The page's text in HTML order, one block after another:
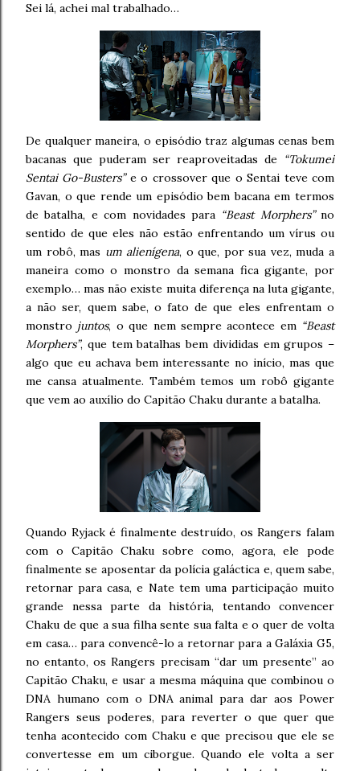
Sei lá, achei mal trabalhado…
De qualquer maneira, o episódio traz algumas cenas bem
bacanas que puderam ser reaproveitadas de “Tokumei
Sentai Go-Busters”e o crossover que o Sentai teve com
Gavan, o que rende um episódio bem bacana em termos
de batalha, e com novidades para “Beast Morphers”no
sentido de que eles não estão enfrentando um vírus ou
um robô, mas um alienígena, o que, por sua vez, muda a
maneira como o monstro da semana fica gigante, por
exemplo… mas não existe muita diferença na luta gigante,
a não ser, quem sabe, o fato de que eles enfrentam o
monstro juntos, o que nem sempre acontece em “Beast
Morphers”, que tem batalhas bem divididas em grupos –
algo que eu achava bem interessante no início, mas que
me cansa atualmente. Também temos um robô gigante
que vem ao auxílio do Capitão Chaku durante a batalha.
Quando Ryjack é finalmente destruído, os Rangers falam
com o Capitão Chaku sobre como, agora, ele pode
finalmente se aposentar da polícia galáctica e, quem sabe,
retornar para casa, e Nate tem uma participação muito
grande nessa parte da história, tentando convencer
Chaku de que a sua filha sente sua falta e o quer de volta
em casa… para convencê-lo a retornar para a Galáxia G5,
no entanto, os Rangers precisam “dar um presente” ao
Capitão Chaku, e usar a mesma máquina que combinou o
DNA humano com o DNA animal para dar aos Power
Rangers seus poderes, para reverter o que quer que
tenha acontecido com Chaku e que precisou que ele se
convertesse em um ciborgue. Quando ele volta a ser